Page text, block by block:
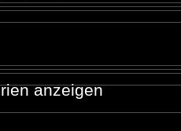
anzeigen